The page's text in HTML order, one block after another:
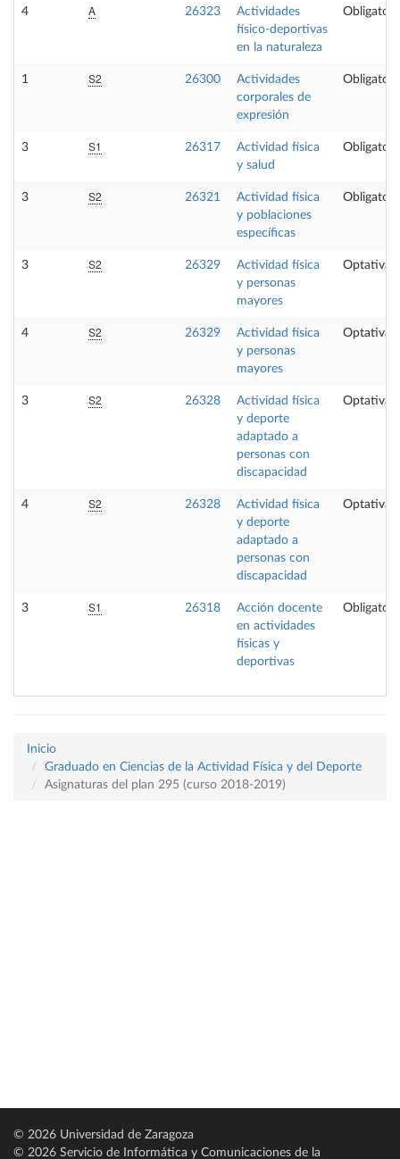
4 A 26323
Actividades
físico-deportivas
en la naturaleza
1 S2 26300
Actividades
corporales de
expresión
3 S1 26317
Actividad física
y salud
3 S2 26321
Actividad física
y poblaciones
específicas
3 S2 26329
Actividad física
y personas
mayores
Optativa
4 S2 26329
Actividad física
y personas
mayores
Optativa
3 S2 26328
Actividad física
y deporte
adaptado a
personas con
discapacidad
Optativa
4 S2 26328
Actividad física
y deporte
adaptado a
personas con
discapacidad
Optativa
3 S1 26318
Acción docente
en actividades
físicas y
deportivas
Inicio
Graduado en Ciencias de la Actividad Física y del Deporte
Asignaturas del plan 295 (curso 2018-2019)
© 2026 Universidad de Zaragoza
© 2026 Servicio de Informática y Comunicaciones de la